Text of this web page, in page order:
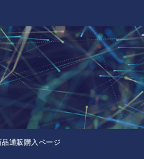
通販購入ページ